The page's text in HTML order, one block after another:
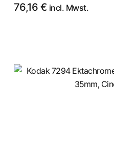
76,16 € incl. Mwst.